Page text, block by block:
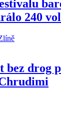
240
bez drog